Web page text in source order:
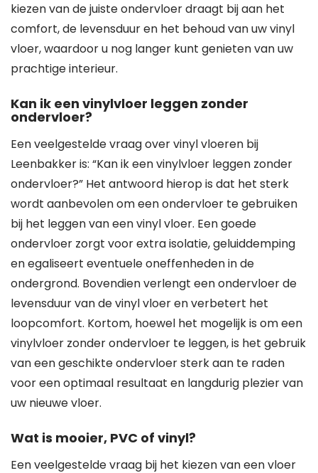
kiezen van de juiste ondervloer draagt bij aan het
comfort, de levensduur en het behoud van uw vinyl
vloer, waardoor u nog langer kunt genieten van uw
prachtige interieur.
Kan ik een vinylvloer leggen zonder
ondervloer?
Een veelgestelde vraag over vinyl vloeren bij
Leenbakker is: “Kan ik een vinylvloer leggen zonder
ondervloer?” Het antwoord hierop is dat het sterk
wordt aanbevolen om een ondervloer te gebruiken
bij het leggen van een vinyl vloer. Een goede
ondervloer zorgt voor extra isolatie, geluiddemping
en egaliseert eventuele oneffenheden in de
ondergrond. Bovendien verlengt een ondervloer de
levensduur van de vinyl vloer en verbetert het
loopcomfort. Kortom, hoewel het mogelijk is om een
vinylvloer zonder ondervloer te leggen, is het gebruik
van een geschikte ondervloer sterk aan te raden
voor een optimaal resultaat en langdurig plezier van
uw nieuwe vloer.
Wat is mooier, PVC of vinyl?
Een veelgestelde vraag bij het kiezen van een vloer